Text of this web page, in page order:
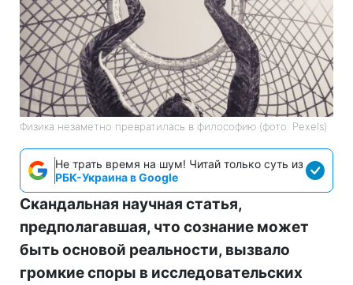
Физика незаметно превратилась в философию (фото: Pexels)
Не трать время на шум! Читай только суть из
РБК-Украина в Google
Скандальная научная статья,
предполагавшая, что сознание может
быть основой реальности, вызвало
громкие споры в исследовательских